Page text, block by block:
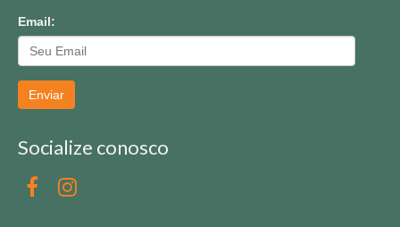
Email:
Enviar
Socialize conosco